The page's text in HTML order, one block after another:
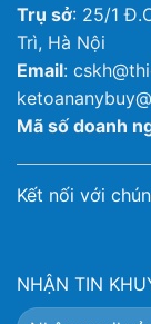
Trụ sở: 25/1
Trì, Hà Nội
Email:
Mã số doanh
Kết nối với
NHẬN TIN